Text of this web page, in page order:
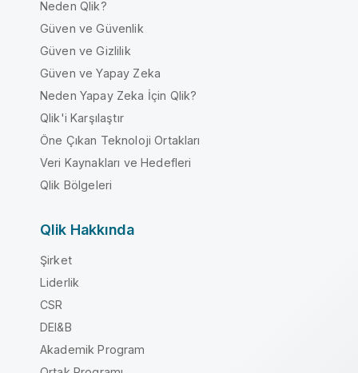
Neden Qlik?
Güven ve Güvenlik
Güven ve Gizlilik
Güven ve Yapay Zeka
Neden Yapay Zeka İçin Qlik?
Qlik'i Karşılaştır
Öne Çıkan Teknoloji Ortakları
Veri Kaynakları ve Hedefleri
Qlik Bölgeleri
Qlik Hakkında
Şirket
Liderlik
CSR
DEI&B
Akademik Program